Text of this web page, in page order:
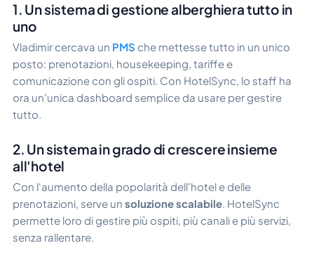
1. Un sistema di gestione alberghiera tutto in
uno
Vladimir cercava un PMS che mettesse tutto in un unico
posto: prenotazioni, housekeeping, tariffe e
comunicazione con gli ospiti. Con HotelSync, lo staff ha
ora un'unica dashboard semplice da usare per gestire
tutto.
2. Un sistema in grado di crescere insieme
all'hotel
Con l'aumento della popolarità dell'hotel e delle
prenotazioni, serve un soluzione scalabile . HotelSync
permette loro di gestire più ospiti, più canali e più servizi,
senza rallentare.